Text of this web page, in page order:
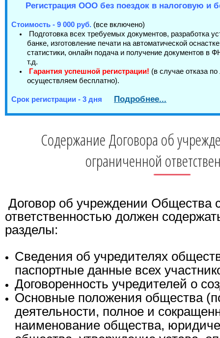
Регистрация ООО без поездок в налоговую и
Стоимость - 9 000 руб. (все включено)
Подготовка всех требуемых документов, разработка
банке, изготовление печати на автоматической
статистики, онлайн подача и получение документов в
т.д.
Гарантия успешной регистрации! (в случае отказа
осуществляем бесплатно).
Срок регистрации - 3 дня Подробнее...
Содержание Договора об
ограниченной
Договор об учреждении Общества
ответственностью должен
разделы:
Сведения об учредителях
паспортные данные всех
Договоренность учредителей о
Основные положения общества
деятельности, полное и
наименование общества,